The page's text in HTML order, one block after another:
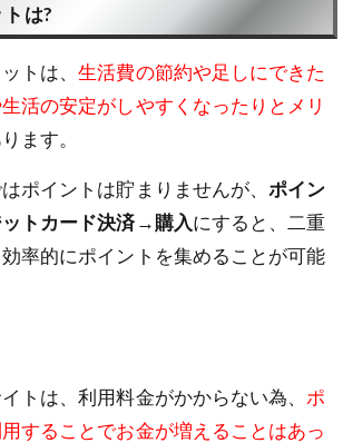
は?
ットは、生活費の節約や足しにできた
活の安定がしやすくなったりとメリ
ます。
ポイントは貯まりませんが、ポイン
トカード決済→購入にすると、二重
率的にポイントを集めることが可能
トは、利用料金がかからない為、 ポ
することでお金が増えることはあっ